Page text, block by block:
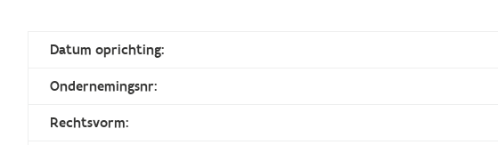
Datum oprichting:
Ondernemingsnr:
Rechtsvorm: